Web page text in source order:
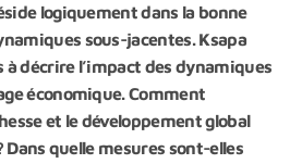
logiquement dans la bonne
sous-jacentes. Ksapa
à décrire l’impact des dynamiques
économique. Comment
et le développement global
Dans quelle mesures sont-elles